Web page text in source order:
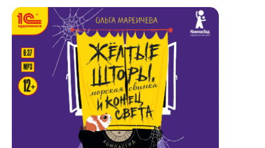
О нас
Партнерам